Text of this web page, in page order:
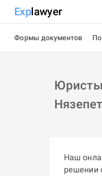
Explawyer
Формы документов
Юристы
Наш
решении